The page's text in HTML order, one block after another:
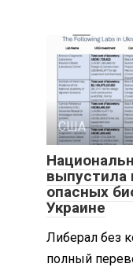
США
выпустила
опасных
Украине
Либерал без
полный